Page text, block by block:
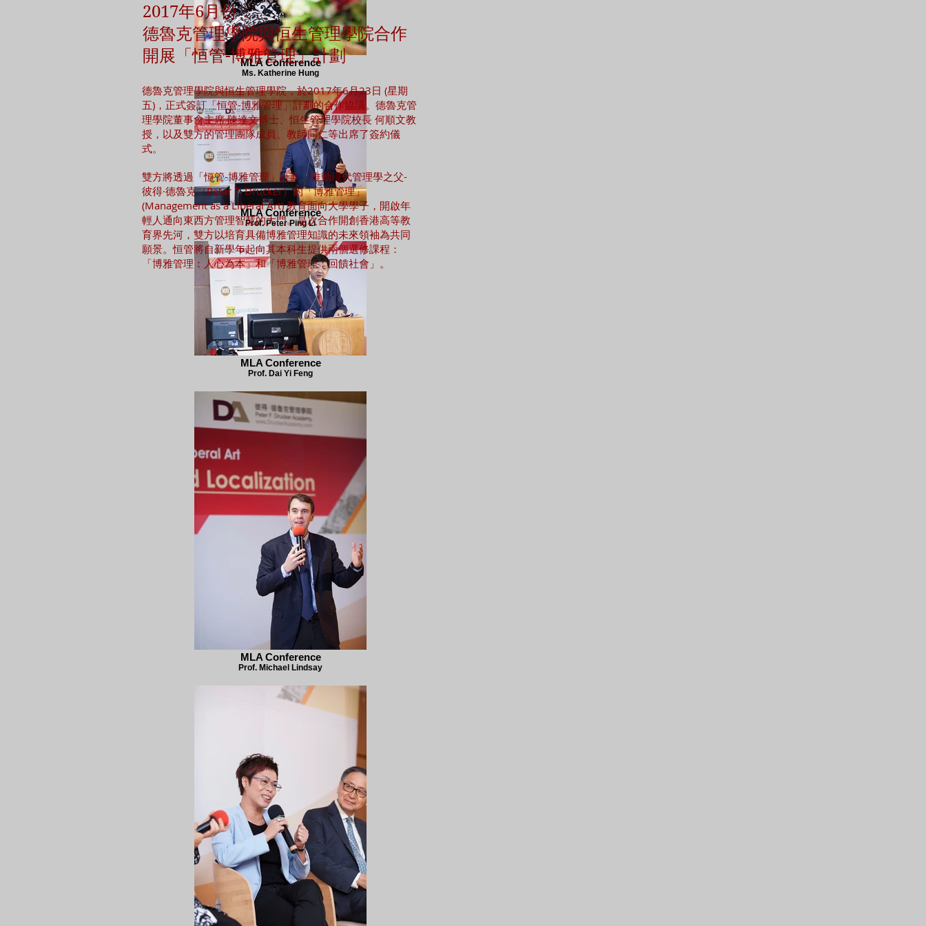
MLA Conference
Ms. Katherine Hung
MLA Conference
Prof. Peter Ping Li
MLA Conference
Prof. Dai Yi Feng
MLA Conference
Prof. Michael Lindsay
2017年6月份：
德魯克管理學院與恒生管理學院合作
開展「恒管-博雅管理」計劃
德魯克管理學院與恒生管理學院，於2017年6月23日 (星期
五)，正式簽訂「恒管-博雅管理」計劃的合作協議。德魯克管
理學院董事會主席 陳達文博士、恒生管理學院校長 何順文教
授，以及雙方的管理團隊成員、教師同仁等出席了簽約儀
式。
雙方將透過「恒管-博雅管理」計劃，推動現代管理學之父-
彼得·德魯克（Peter F. Drucker）的「博雅管理」
(Management as a Liberal Art) 教育面向大學學子，開啟年
輕人通向東西方管理智慧的大門。是次合作開創香港高等教
育界先河，雙方以培育具備博雅管理知識的未來領袖為共同
願景。恒管將自新學年起向其本科生提供兩個選修課程：
「博雅管理：人心為本」和「博雅管理：回饋社會」。